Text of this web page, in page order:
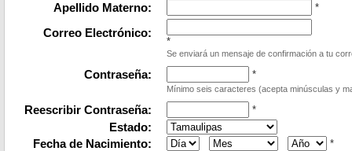
Apellido Materno: *
Correo Electrónico:
*
Se enviará un mensaje de confirmación a tu
Contraseña: *
Mínimo seis caracteres (acepta minúsculas y
Reescribir Contraseña: *
Estado:
Fecha de Nacimiento:
*